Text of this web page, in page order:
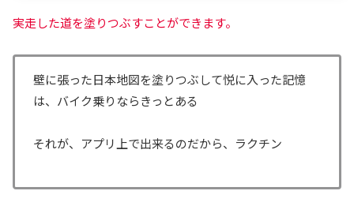
実走した道を塗りつぶすことができます。
壁に張った日本地図を塗りつぶして悦に入った記憶
は、バイク乗りならきっとある
それが、アプリ上で出来るのだから、ラクチン